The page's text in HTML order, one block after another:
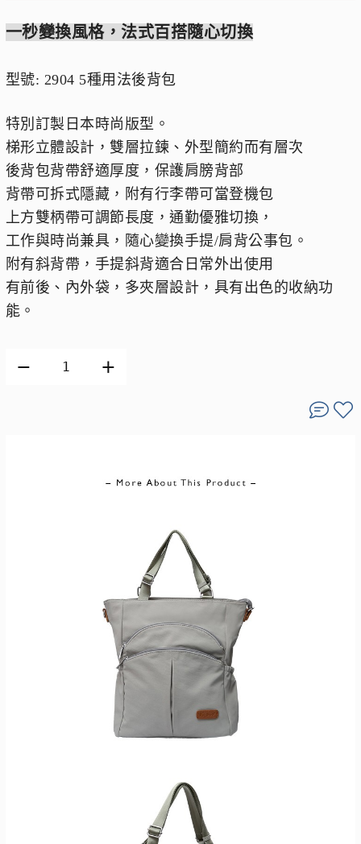
一秒變換風格，法式百搭隨心切換
型號: 2904 5種用法後背包
特別訂製日本時尚版型。
梯形立體設計，雙層拉鍊、外型簡約而有層次
後背包背帶舒適厚度，保護肩膀背部
背帶可拆式隱藏，附有行李帶可當登機包
上方雙柄帶可調節長度，通勤優雅切換，
工作與時尚兼具，隨心變換手提/肩背公事包。
附有斜背帶，手提斜背適合日常外出使用
有前後、內外袋，多夾層設計，具有出色的收納功
能。